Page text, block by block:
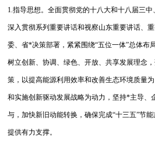
1.指导思想。全面贯彻党的十八大和十八届三中
深入贯彻系列重要讲话和视察山东重要讲话、
委、省*决策部署，紧紧围绕“五位一体”总体布
树立创新、协调、绿色、开放、共享发展理念
策，以提高能源利用效率和改善生态环境质量
和实施创新驱动发展战略为动力，坚持*主导、
与，加快新旧动能转换，确保完成“十三五”节
提供有力支撑。